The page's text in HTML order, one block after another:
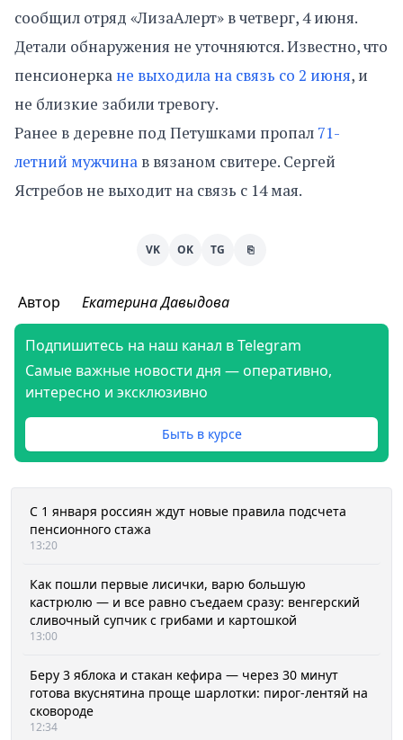
сообщил отряд «ЛизаАлерт» в четверг, 4 июня.
Детали обнаружения не уточняются. Известно, что
пенсионерка не выходила на связь со 2 июня, и
не близкие забили тревогу.
Ранее в деревне под Петушками пропал 71-
летний мужчина в вязаном свитере. Сергей
Ястребов не выходит на связь с 14 мая.
VK OK TG ⎘
Автор Екатерина Давыдова
Подпишитесь на наш канал в Telegram
Самые важные новости дня — оперативно,
интересно и эксклюзивно
Быть в курсе
С 1 января россиян ждут новые правила подсчета
пенсионного стажа
13:20
Как пошли первые лисички, варю большую
кастрюлю — и все равно съедаем сразу: венгерский
сливочный супчик с грибами и картошкой
13:00
Беру 3 яблока и стакан кефира — через 30 минут
готова вкуснятина проще шарлотки: пирог-лентяй на
сковороде
12:34